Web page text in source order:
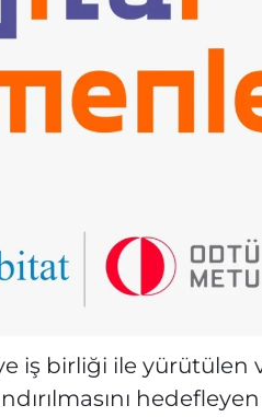
iş birliği ile yürütülen